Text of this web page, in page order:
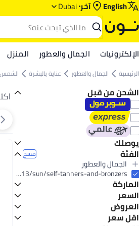
English آخر Dubai
الإلكترونيات الجمال والعطور المنزل
الرئيسية الجمال والعطور عناية بالبشرة الشمس
الشحن من قبل
يوصلك
اليوم
الفئة مسح
الجمال والعطور
الكل الجمال والعطور
عناية بالبشرة
الكل عناية بالبشرة
الشمس
الكل الشمس
المسمرات الذاتية ومستحضرات التسمير
beauty/skin-care-16813/sun/self-tanners-and-bronzers
الماركة
إلف
بانانا بوت
السعر
عرض التنائج العروض
عرض الميجا 📣
اقل سعر
اكثر من